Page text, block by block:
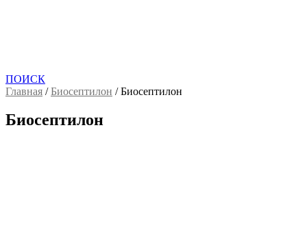
ПОИСК
Главная /Биосептилон /Биосептилон
Биосептилон